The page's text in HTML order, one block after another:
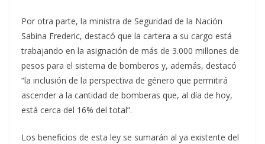
Por otra parte, la ministra de Seguridad de la Nación
Sabina Frederic, destacó que la cartera a su cargo está
trabajando en la asignación de más de 3.000 millones de
pesos para el sistema de bomberos y, además, destacó
“la inclusión de la perspectiva de género que permitirá
ascender a la cantidad de bomberas que, al día de hoy,
está cerca del 16% del total”.
Los beneficios de esta ley se sumarán al ya existente del